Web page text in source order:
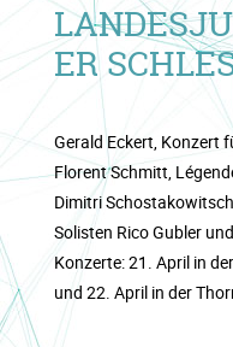
ER
Gerald Eckert, Konzert
Florent Schmitt,
Dimitri
Solisten Rico Gubler
Konzerte: 21. April in
und 22. April in der